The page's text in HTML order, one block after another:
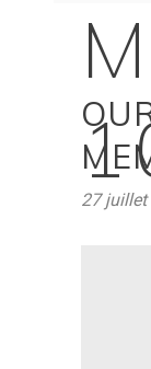
27 juillet